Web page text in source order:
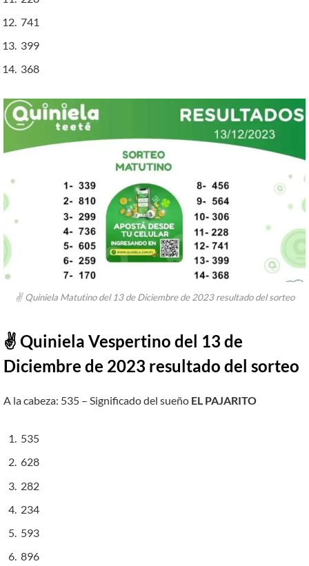
741
399
368
✌ Quiniela Matutino del 13 de Diciembre de 2023 resultado del sorteo
✌ Quiniela Vespertino del 13 de
Diciembre de 2023 resultado del sorteo
A la cabeza: 535 – Significado del sueño EL PAJARITO
535
628
282
234
593
896